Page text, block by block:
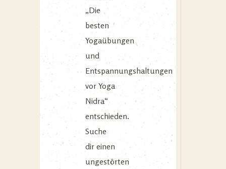
„Die
besten
Yogaübungen
und
Entspannungshaltungen
vor Yoga
Nidra“
entschieden.
Suche
dir einen
ungestörten